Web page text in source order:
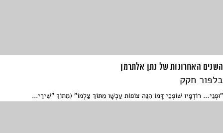
השנים האחרונות של נתן אלתרמן
בלפור חקק
"וּפְנֵי… רוֹדְפָיו שׁוֹפְכֵי דָּמוֹ הִנֵּה צוֹפוֹת עַכְשָׁו מִתּוֹךְ צַלְמוֹ" (מִתּוֹךְ "שִׁירֵי...